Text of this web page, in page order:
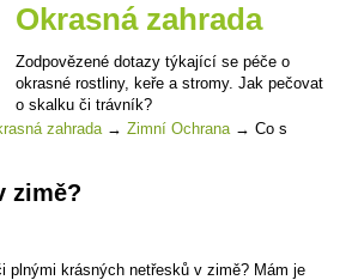
Okrasná zahrada
Zodpovězené dotazy týkající se péče o
okrasné rostliny, keře a stromy. Jak pečovat
o skalku či trávník?
zahrada→ Zimní Ochrana→ Co s
zimě?
plnými krásných netřesků v zimě? Mám je